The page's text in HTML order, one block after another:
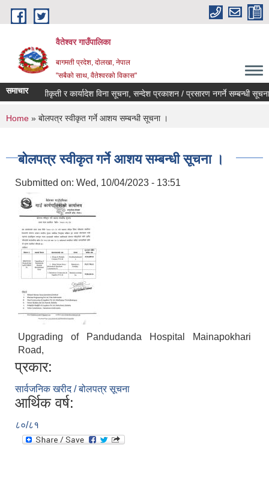
Skip to main content
वैतेश्वर गाउँपालिका
बागमती प्रदेश, दाेलखा, नेपाल
"सबैको साथ, वैतेश्वरको विकास"
समाचार
पूर्व स्वीकृती र कार्यादेश विना सूचना, सन्देश प्रकाशन / प्रसारण नगर्ने सम्बन्धी सूचना ।
You are here
Home » बोलपत्र स्वीकृत गर्ने आशय सम्बन्धी सूचना ।
बोलपत्र स्वीकृत गर्ने आशय सम्बन्धी सूचना ।
Submitted on: Wed, 10/04/2023 - 13:51
Upgrading of Pandudanda Hospital Mainapokhari
Road,
प्रकार:
सार्वजनिक खरीद / बोलपत्र सूचना
आर्थिक वर्ष:
८०/८१